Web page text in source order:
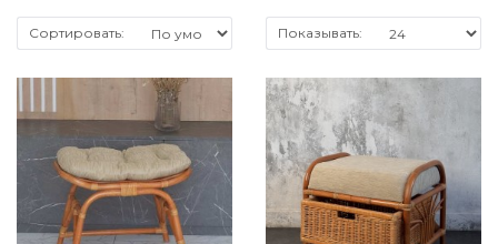
Показывать:
Сортировать: